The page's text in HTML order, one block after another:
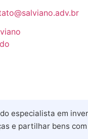
especialista em
e partilhar bens